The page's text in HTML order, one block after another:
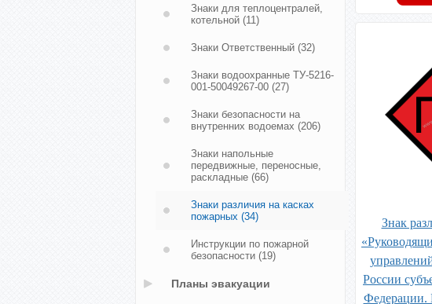
Знак
России
Федерации.
Знаки для теплоцентралей,
котельной (11)
Знаки Ответственный (32)
Знаки водоохранные ТУ-5216-
001-50049267-00 (27)
Знаки безопасности на
внутренних водоемах (206)
Знаки напольные
передвижные, переносные,
раскладные (66)
Знаки различия на касках
пожарных (34)
Инструкции по пожарной
безопасности (19)
Планы эвакуации